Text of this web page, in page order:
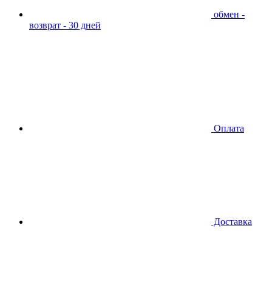
обмен -
возврат - 30 дней
Оплата
Доставка